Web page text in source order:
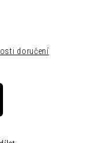
doručení